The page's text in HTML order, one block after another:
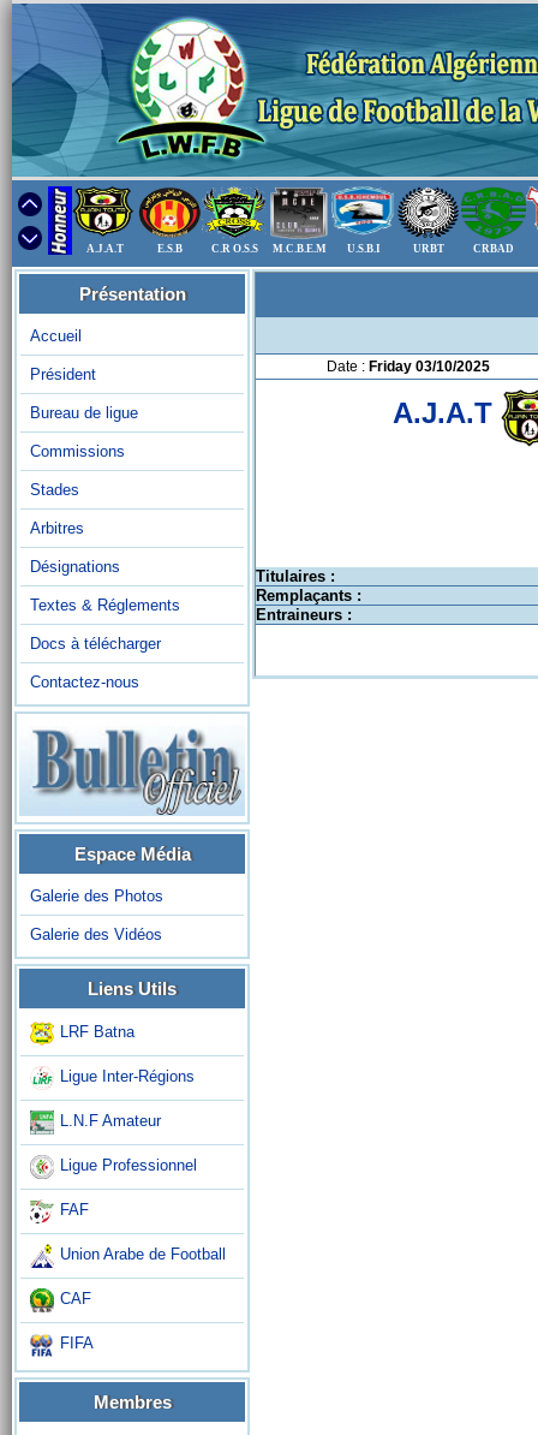
A.J.A.T E.S.B C.R O.S.S M.C.B.E.M U.S.B.I URBT CRBAD
Présentation
Accueil
Président
Bureau de ligue
Commissions
Stades
Arbitres
Désignations
Textes & Réglements
Docs à télécharger
Contactez-nous
Espace Média
Galerie des Photos
Galerie des Vidéos
Liens Utils
LRF Batna
Ligue Inter-Régions
L.N.F Amateur
Ligue Professionnel
FAF
Union Arabe de Football
CAF
FIFA
Membres
Date : Friday 03/10/2025
A.J.A.T
Titulaires :
Remplaçants :
Entraineurs :